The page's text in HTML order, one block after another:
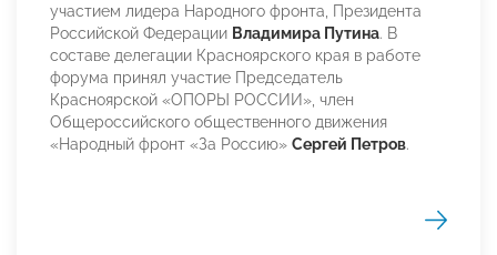
участием лидера Народного фронта, Президента
Российской Федерации Владимира Путина. В
составе делегации Красноярского края в работе
форума принял участие Председатель
Красноярской «ОПОРЫ РОССИИ», член
Общероссийского общественного движения
«Народный фронт «За Россию» Сергей Петров.